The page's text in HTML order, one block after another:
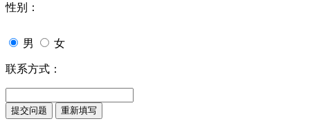
性别：
男 女
联系方式：